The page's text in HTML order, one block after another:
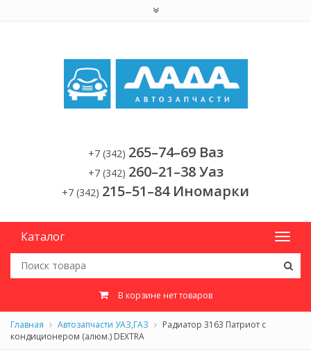
+7 (342) 265–74–69 Ваз
+7 (342) 260–21–38 Уаз
+7 (342) 215–51–84 Иномарки
Каталог
В корзине нет товаров
Главная Автозапчасти УАЗ,ГАЗ
Радиатор 3163 Патриот с
кондиционером (алюм.) DEXTRA